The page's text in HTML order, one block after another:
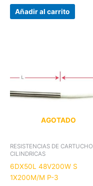
Añadir al carrito
AGOTADO
RESISTENCIAS DE CARTUCHO
CILINDRICAS
6DX50L 48V200W S
1X200M/M P-3